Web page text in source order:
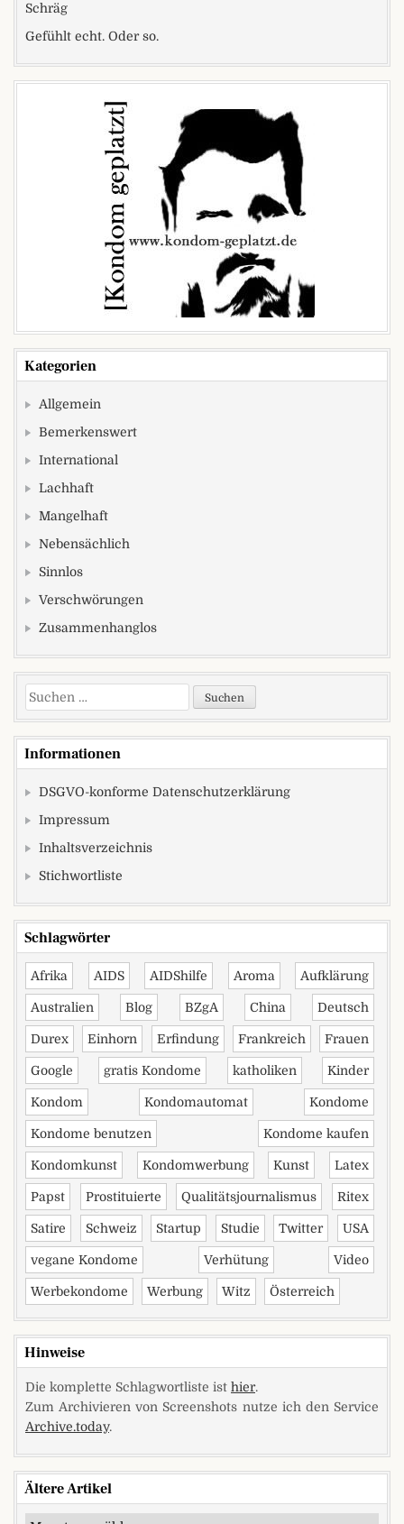
Schräg
Gefühlt echt. Oder so.
Kategorien
Allgemein
Bemerkenswert
International
Lachhaft
Mangelhaft
Nebensächlich
Sinnlos
Verschwörungen
Zusammenhanglos
Suchen nach:
Informationen
DSGVO-konforme Datenschutzerklärung
Impressum
Inhaltsverzeichnis
Stichwortliste
Schlagwörter
Afrika AIDS AIDShilfe Aroma Aufklärung
Australien Blog BZgA China Deutsch
Durex Einhorn Erfindung Frankreich Frauen
Google gratis Kondome katholiken Kinder
Kondom Kondomautomat Kondome
Kondome benutzen Kondome kaufen
Kondomkunst Kondomwerbung Kunst Latex
Papst Prostituierte Qualitätsjournalismus Ritex
Satire Schweiz Startup Studie Twitter USA
vegane Kondome Verhütung Video
Werbekondome Werbung Witz Österreich
Hinweise
Die komplette Schlagwortliste ist hier.
Zum Archivieren von Screenshots nutze ich den Service
Archive.today.
Ältere Artikel